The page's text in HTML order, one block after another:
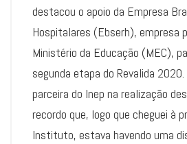
destacou o apoio da Empresa
Hospitalares (Ebserh), empresa
Ministério da Educação (MEC),
segunda etapa do Revalida
parceira do Inep na realização
recordo que, logo que cheguei à
Instituto, estava havendo uma